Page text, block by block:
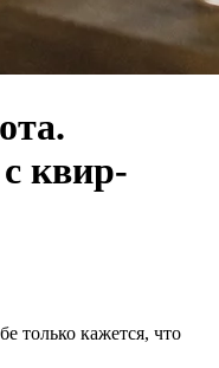
квир-
только кажется, что